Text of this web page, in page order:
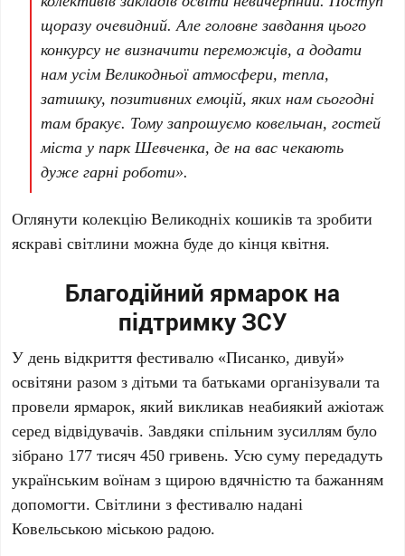
щоразу очевидний. Але головне завдання цього
конкурсу не визначити переможців, а додати
нам усім Великодньої атмосфери, тепла,
затишку, позитивних емоцій, яких нам сьогодні
там бракує. Тому запрошуємо ковельчан, гостей
міста у парк Шевченка, де на вас чекають
дуже гарні роботи».
Оглянути колекцію Великодніх кошиків та зробити
яскраві світлини можна буде до кінця квітня.
Благодійний ярмарок на
підтримку ЗСУ
У день відкриття фестивалю «Писанко, дивуй»
освітяни разом з дітьми та батьками організували та
провели ярмарок, який викликав неабиякий ажіотаж
серед відвідувачів. Завдяки спільним зусиллям було
зібрано 177 тисяч 450 гривень. Усю суму передадуть
українським воїнам з щирою вдячністю та бажанням
допомогти. Світлини з фестивалю надані
Ковельською міською радою.